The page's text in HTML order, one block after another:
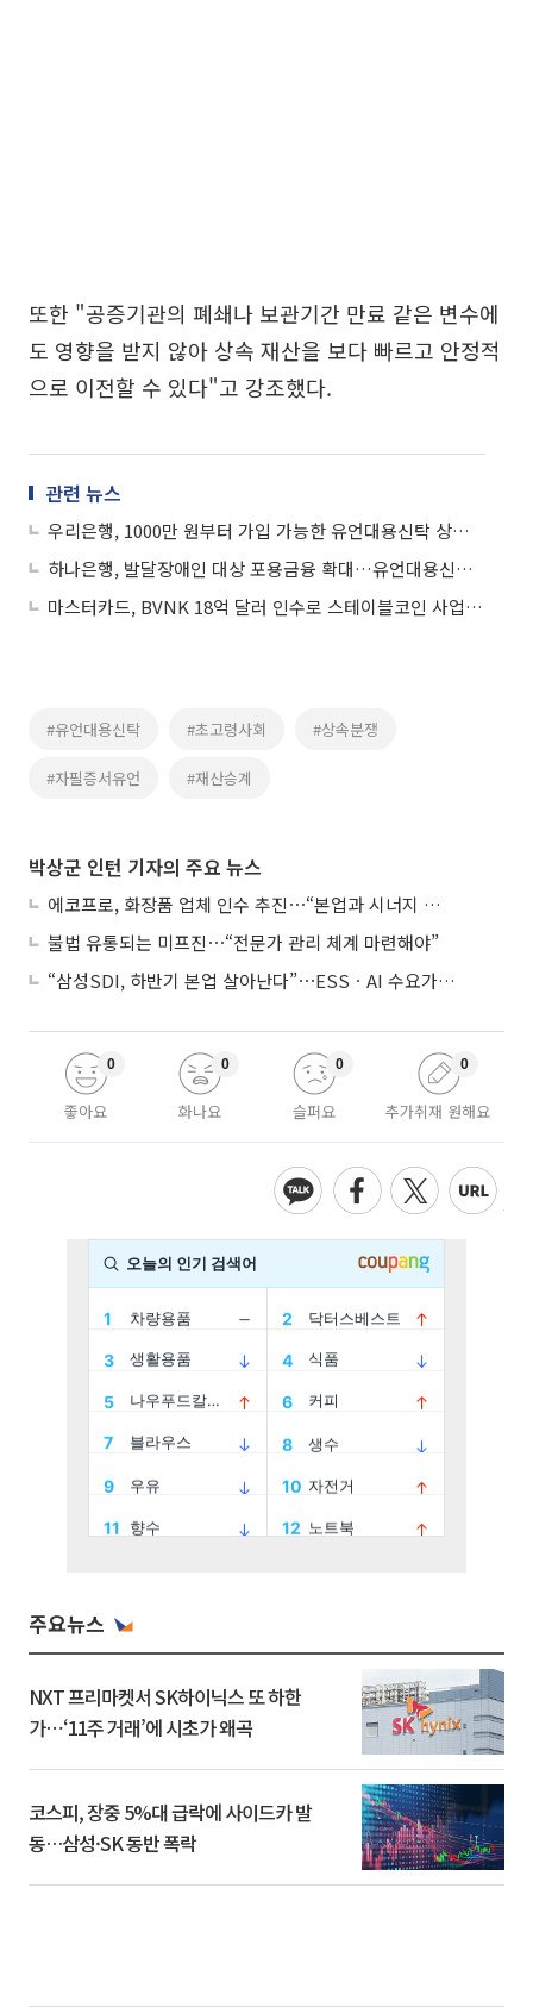
또한 "공증기관의 폐쇄나 보관기간 만료 같은 변수에
도 영향을 받지 않아 상속 재산을 보다 빠르고 안정적
으로 이전할 수 있다"고 강조했다.
관련 뉴스
우리은행, 1000만 원부터 가입 가능한 유언대용신탁 상품 출시
하나은행, 발달장애인 대상 포용금융 확대…유언대용신탁·연금계좌 지원
마스터카드, BVNK 18억 달러 인수로 스테이블코인 사업 본격 확장
#유언대용신탁 #초고령사회 #상속분쟁
#자필증서유언 #재산승계
박상군 인턴 기자의 주요 뉴스
에코프로, 화장품 업체 인수 추진⋯“본업과 시너지 부족”
불법 유통되는 미프진⋯“전문가 관리 체계 마련해야”
“삼성SDI, 하반기 본업 살아난다”⋯ESSㆍAI 수요가 견인
좋아요
0
화나요
0
슬퍼요
0
추가취재 원해요
0
주요뉴스
NXT 프리마켓서 SK하이닉스 또 하한
가⋯‘11주 거래’에 시초가 왜곡
코스피, 장중 5%대 급락에 사이드카 발
동…삼성·SK 동반 폭락